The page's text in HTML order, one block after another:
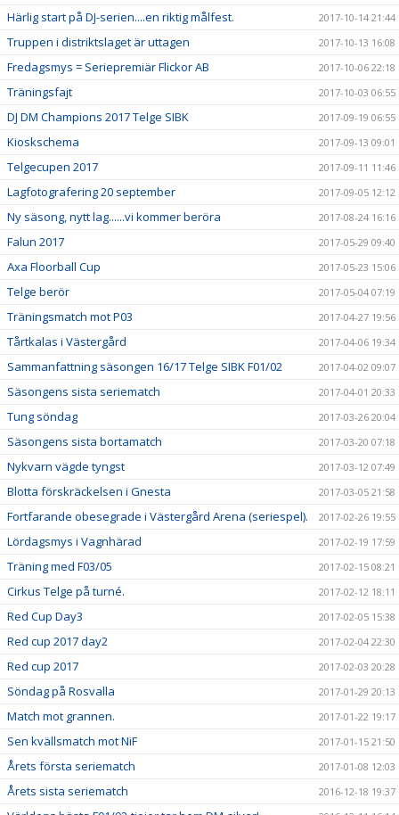
Härlig start på DJ-serien....en riktig målfest. 2017-10-14 21:44
Truppen i distriktslaget är uttagen 2017-10-13 16:08
Fredagsmys = Seriepremiär Flickor AB 2017-10-06 22:18
Träningsfajt 2017-10-03 06:55
DJ DM Champions 2017 Telge SIBK 2017-09-19 06:55
Kioskschema 2017-09-13 09:01
Telgecupen 2017 2017-09-11 11:46
Lagfotografering 20 september 2017-09-05 12:12
Ny säsong, nytt lag......vi kommer beröra 2017-08-24 16:16
Falun 2017 2017-05-29 09:40
Axa Floorball Cup 2017-05-23 15:06
Telge berör 2017-05-04 07:19
Träningsmatch mot P03 2017-04-27 19:56
Tårtkalas i Västergård 2017-04-06 19:34
Sammanfattning säsongen 16/17 Telge SIBK F01/02 2017-04-02 09:07
Säsongens sista seriematch 2017-04-01 20:33
Tung söndag 2017-03-26 20:04
Säsongens sista bortamatch 2017-03-20 07:18
Nykvarn vägde tyngst 2017-03-12 07:49
Blotta förskräckelsen i Gnesta 2017-03-05 21:58
Fortfarande obesegrade i Västergård Arena (seriespel). 2017-02-26 19:55
Lördagsmys i Vagnhärad 2017-02-19 17:59
Träning med F03/05 2017-02-15 08:21
Cirkus Telge på turné. 2017-02-12 18:11
Red Cup Day3 2017-02-05 15:38
Red cup 2017 day2 2017-02-04 22:30
Red cup 2017 2017-02-03 20:28
Söndag på Rosvalla 2017-01-29 20:13
Match mot grannen. 2017-01-22 19:17
Sen kvällsmatch mot NiF 2017-01-15 21:50
Årets första seriematch 2017-01-08 12:03
Årets sista seriematch 2016-12-18 19:37